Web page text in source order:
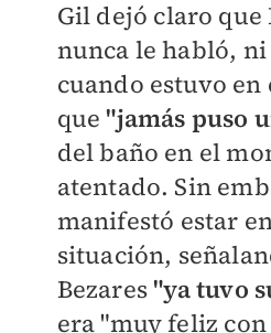
Gil dejó claro que
nunca le habló,
cuando estuvo
que"jamás puso
del baño en el
atentado. Sin
manifestó estar
situación,
Bezares"ya tuvo
era "muy feliz